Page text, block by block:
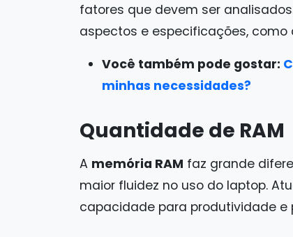
fatores que devem ser
aspectos e especificações,
Você também pode gostar:
minhas necessidades?
Quantidade de RAM
A memória RAM faz grande
maior fluidez no uso do laptop.
capacidade para produtividade e